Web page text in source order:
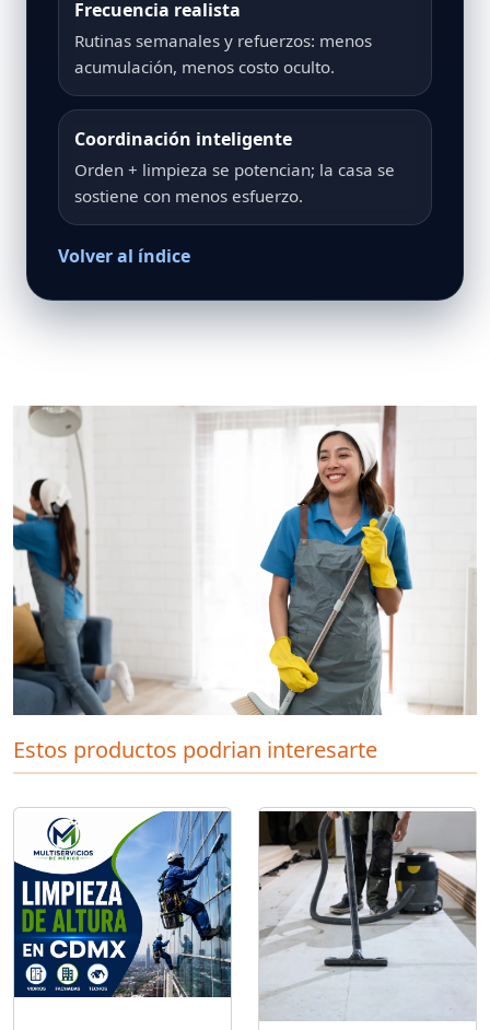
Frecuencia realista
Rutinas semanales y refuerzos: menos
acumulación, menos costo oculto.
Coordinación inteligente
Orden + limpieza se potencian; la casa se
sostiene con menos esfuerzo.
Volver al índice
Estos productos podrian interesarte